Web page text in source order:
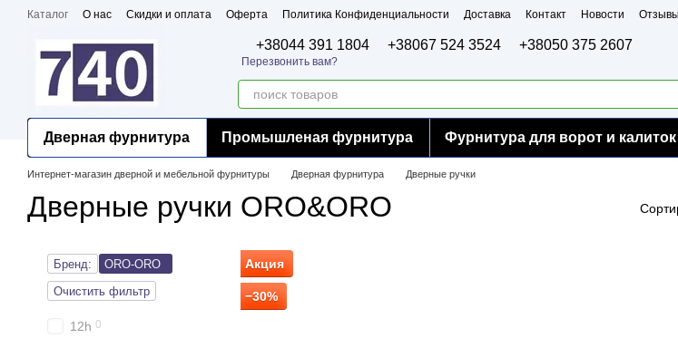
Перейти к основному контенту
Каталог О нас Скидки и оплата Оферта Политика Конфиденциальности Доставка Контакт Новости
+38044 391 1804 +38067 524 3524 +38050 375 2607
Перезвонить вам?
Дверная фурнитура Промышленая фурнитура Фурнитура для ворот и калиток
Интернет-магазин дверной и мебельной фурнитуры Дверная фурнитура Дверные ручки
Дверные ручки ORO&ORO
Акция
−30%
Бренд:
ORO-ORO
Очистить фильтр
12h 0